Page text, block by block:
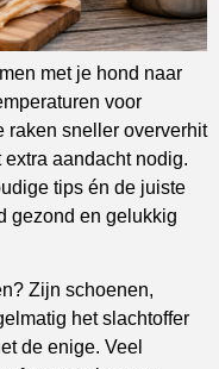
met je hond naar
voor
raken sneller oververhit
aandacht nodig.
tips én de juiste
gezond en gelukkig
Zijn schoenen,
het slachtoffer
de enige. Veel